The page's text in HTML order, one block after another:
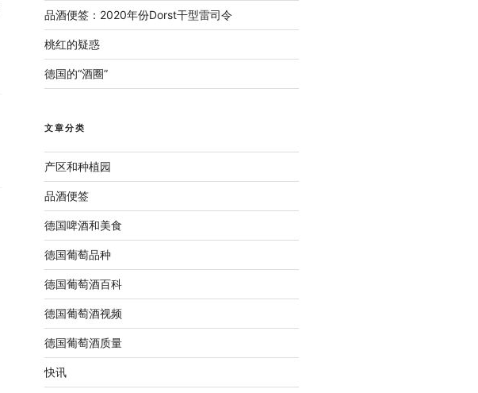
品酒便签：2020年份Dorst干型雷司令
桃红的疑惑
德国的“酒圈”
文章分类
产区和种植园
品酒便签
德国啤酒和美食
德国葡萄品种
德国葡萄酒百科
德国葡萄酒视频
德国葡萄酒质量
快讯